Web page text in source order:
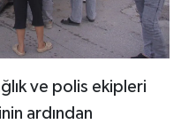
ve polis ekipleri
ardından